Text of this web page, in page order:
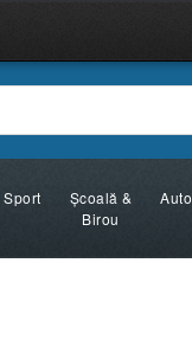
Sport
Şcoală &
Birou
Auto